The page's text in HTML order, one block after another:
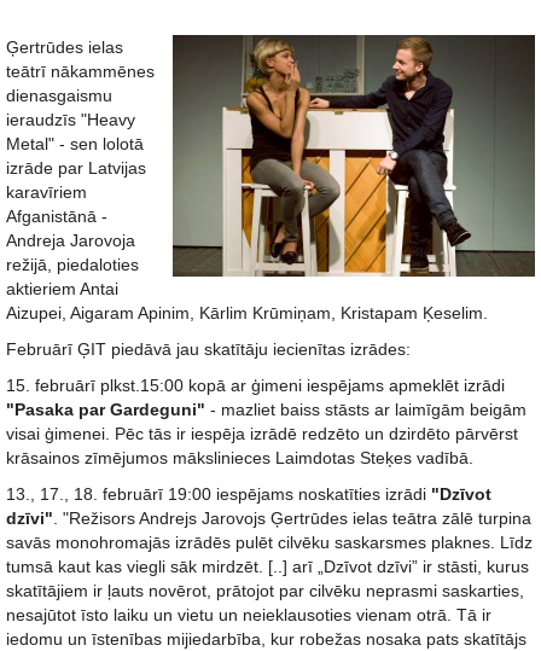
Ģertrūdes ielas
teātrī nākammēnes
dienasgaismu
ieraudzīs "Heavy
Metal" - sen lolotā
izrāde par Latvijas
karavīriem
Afganistānā -
Andreja Jarovoja
režijā, piedaloties
aktieriem Antai
Aizupei, Aigaram Apinim, Kārlim Krūmiņam, Kristapam Ķeselim.
Februārī ĢIT piedāvā jau skatītāju iecienītas izrādes:
15. februārī plkst.15:00 kopā ar ģimeni iespējams apmeklēt izrādi
"Pasaka par Gardeguni" - mazliet baiss stāsts ar laimīgām beigām
visai ģimenei. Pēc tās ir iespēja izrādē redzēto un dzirdēto pārvērst
krāsainos zīmējumos mākslinieces Laimdotas Steķes vadībā.
13., 17., 18. februārī 19:00 iespējams noskatīties izrādi "Dzīvot
dzīvi" . "Režisors Andrejs Jarovojs Ģertrūdes ielas teātra zālē turpina
savās monohromajās izrādēs pulēt cilvēku saskarsmes plaknes. Līdz
tumsā kaut kas viegli sāk mirdzēt. [..] arī „Dzīvot dzīvi” ir stāsti, kurus
skatītājiem ir ļauts novērot, prātojot par cilvēku neprasmi saskarties,
nesajūtot īsto laiku un vietu un neieklausoties vienam otrā. Tā ir
iedomu un īstenības mijiedarbība, kur robežas nosaka pats skatītājs